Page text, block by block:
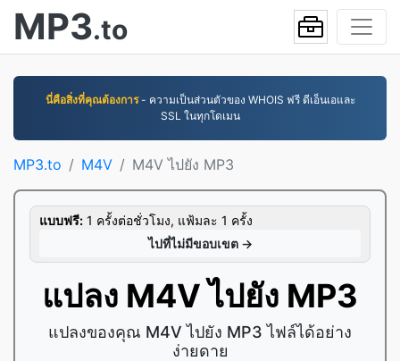
MP3.to
นี่คือสิ่งที่คุณต้องการ- ความเป็นส่วนตัวของ WHOIS ฟรี ดีเอ็นเอและ
SSL ในทุกโดเมน
MP3.to M4V M4V ไปยัง MP3
แบบฟรี: 1 ครั้งต่อชั่วโมง, แฟ้มละ 1 ครั้ง
ไปที่ไม่มีขอบเขต →
แปลง M4V ไปยัง MP3
แปลงของคุณ M4V ไปยัง MP3 ไฟล์ได้อย่าง
ง่ายดาย